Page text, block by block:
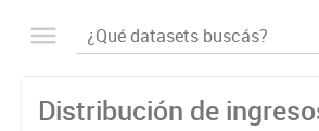
Distribución de